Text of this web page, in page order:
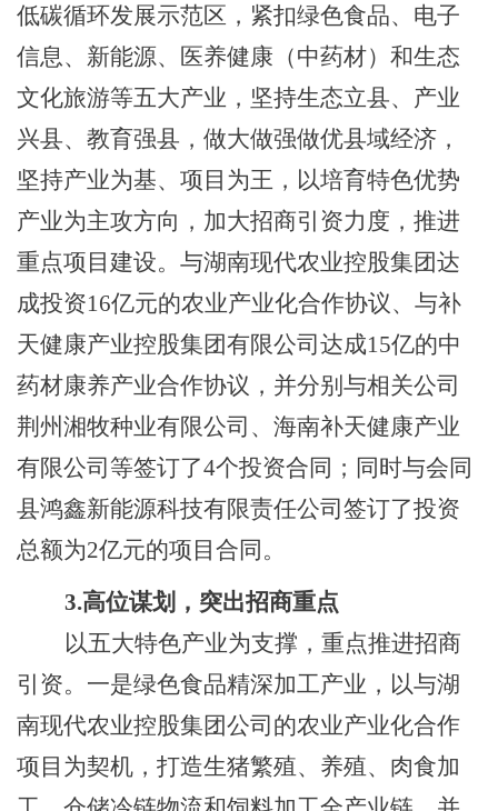
低碳循环发展示范区，紧扣绿色食品、电子
信息、新能源、医养健康（中药材）和生态
文化旅游等五大产业，坚持生态立县、产业
兴县、教育强县，做大做强做优县域经济 ，
坚持产业为基、项目为王，以培育特色优势
产业为主攻方向，加大招商引资力度，推进
重点项目建设。与湖南现代农业控股集团达
成投资16亿元的农业产业化合作协议、与补
天健康产业控股集团有限公司达成15亿的中
药材康养产业合作协议，并分别与相关公司
荆州湘牧种业有限公司、海南补天健康产业
有限公司等签订了4个投资合同；同时与会同
县鸿鑫新能源科技有限责任公司签订了投资
总额为2亿元的项目合同。
3.高位谋划，突出招商重点
以五大特色产业为支撑，重点推进招商
引资。 一是绿色食品精深加工产业，以与湖
南现代农业控股集团公司的农业产业化合作
项目为契机，打造生猪繁殖、养殖、肉食加